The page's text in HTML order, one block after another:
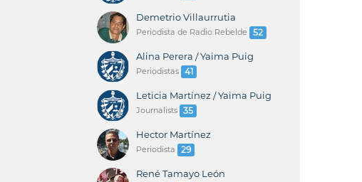
Demetrio Villaurrutia
Periodista de Radio Rebelde 52
Alina Perera / Yaima Puig
Periodistas 41
Leticia Martínez / Yaima Puig
Journalists 35
Hector Martínez
Periodista 29
René Tamayo León